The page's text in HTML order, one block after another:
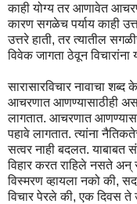
काही योग्य तर आणावेत
कारण सगळेच पर्याय काही
उत्तरे हाती, तर त्यातील
विवेक जागता ठेवून
सारासारविचार नावाचा
आचरणात आणण्यासाठीही
लागतात. आचरणात
पहावे लागतात. त्यांना
सत्वर नाही बदलत.
विहार करत राहिले नसते अन्
विस्मरण व्हायला नको की,
विचार पेरले की, एक दिवस